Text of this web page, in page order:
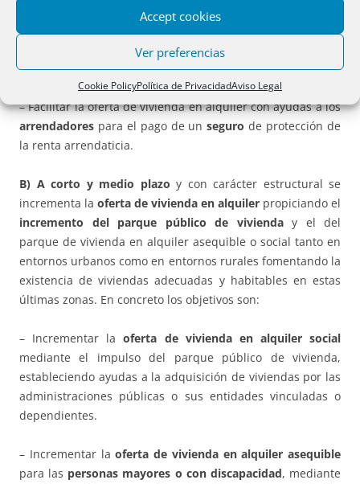
Accept cookies
Ver preferencias
Cookie PolicyPolítica de PrivacidadAviso Legal
mayores ayudas al alquiler e incluso con ayudas a la
adquisición de vivienda en municipios o núcleos de
población de pequeño tamaño (menos de 10000
habitantes).
– Facilitar la oferta de vivienda en alquiler con ayudas a los
arrendadores para el pago de unseguro de protección de
la renta arrendaticia.
B) A corto y medio plazo y con carácter estructural se
incrementa la oferta de vivienda en alquiler propiciando el
incremento del parque público de vivienday el del
parque de vivienda en alquiler asequible o social tanto en
entornos urbanos como en entornos rurales fomentando la
existencia de viviendas adecuadas y habitables en estas
últimas zonas. En concreto los objetivos son:
– Incrementar laoferta de vivienda en alquiler social
mediante el impulso del parque público de vivienda,
estableciendo ayudas a la adquisición de viviendas por las
administraciones públicas o sus entidades vinculadas o
dependientes.
– Incrementar laoferta de vivienda en alquiler asequible
para las personas mayores o con discapacidad, mediante